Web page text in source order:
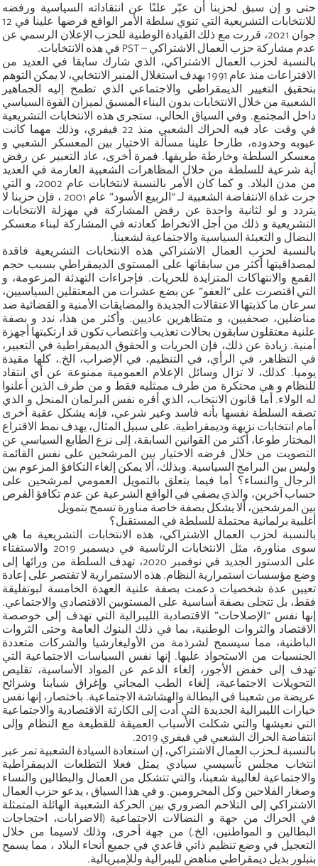
حتى و إن سبق لحزبنا أن عبّر علنًا عن انتقاداته السياسية ورفضه
للانتخابات التشريعية التي تنوي سلطة الأمر الواقع فرضها علينا في 12
جوان 2021، قررت مع ذلك القيادة الوطنية للحزب الإعلان الرسمي عن
عدم مشاركة حزب العمال الاشتراكي – PST في هذه الانتخابات.
بالنسبة لحزب العمال الاشتراكي، الذي شارك سابقا في العديد من
الاقتراعات منذ عام 1991 بهدف استغلال المنبر الانتخابي، لا يمكن التوهم
بتحقيق التغيير الديمقراطي والاجتماعي الذي تطمح إليه الجماهير
الشعبية من خلال الانتخابات بدون البناء المسبق لميزان القوة السياسي
داخل المجتمع. وفي السياق الحالي، ستجرى هذه الانتخابات التشريعية
في وقت عاد فيه الحراك الشعبي منذ 22 فيفري، وذلك مهما كانت
عيوبه وحدوده، طارحا علينا مسألة الاختيار بين المعسكر الشعبي و
معسكر السلطة وخارطة طريقها. فمرة أخرى، عاد التعبير عن رفض
أية شرعية للسلطة من خلال المظاهرات الشعبية العارمة في العديد
من مدن البلاد. و كما كان الأمر بالنسبة لانتخابات عام 2002، و التي
جرت غداة الانتفاضة الشعبية لـ “الربيع الأسود” عام 2001 ، فإن حزبنا لا
يتردد و لو لثانية واحدة عن رفض المشاركة في مهزلة الانتخابات
التشريعية و ذلك من أجل الانخراط كعادته في المشاركة لبناء معسكر
النضال و التعبئة السياسية والاجتماعية لشعبنا.
بالنسبة لحزب العمال الاشتراكي هذه الانتخابات التشريعية فاقدة
لمصداقيتها أكثر من سابقاتها على المستوى الديمقراطي بسبب حجم
القمع والانتهاكات المتزايدة للحريات. فإجراءات التهدئة المزعومة، و
التي اقتصرت على “العفو” عن بضع عشرات من المعتقلين السياسيين،
سرعان ما كذبتها الاعتقالات الجديدة والمضايقات الأمنية و القضائية ضد
مناضلين، صحفيين، و متظاهرين عاديين. وأكثر من هذا، ندد و بصفة
علنية معتقلون سابقون بحالات تعذيب واغتصاب تكون قد ارتكبتها أجهزة
أمنية. زيادة عن ذلك، فإن الحريات و الحقوق الديمقراطية في التعبير،
في التظاهر، في الرأي، في التنظيم، في الإضراب، الخ.، كلها مقيدة
يوميا. كذلك، لا تزال وسائل الإعلام العمومية ممنوعة عن أي انتقاد
للنظام و هي محتكرة من طرف ممثليه فقط و من طرف الذين أعلنوا
له الولاء. أما قانون الانتخاب، الذي أقره نفس البرلمان المنحل و الذي
تصفه السلطة نفسها بأنه فاسد وغير شرعي، فإنه يشكل عقبة أخرى
أمام انتخابات نزيهة وديمقراطية. على سبيل المثال، يهدف نمط الاقتراع
المختار طوعا، أكثر من القوانين السابقة، إلى نزع الطابع السياسي عن
التصويت من خلال فرضه الاختيار بين المرشحين على نفس القائمة
وليس بين البرامج السياسية. وبذلك، ألا يمكن إلغاء التكافؤ المزعوم بين
الرجال والنساء؟ أما فيما يتعلق بالتمويل العمومي لمرشحين على
حساب آخرين، والذي يضفي في الواقع الشرعية عن عدم تكافؤ الفرص
بين المرشحين، ألا يشكل بصفة خاصة مناورة تسمح بتمويل
أغلبية برلمانية محتملة للسلطة في المستقبل؟
بالنسبة لحزب العمال الاشتراكي، هذه الانتخابات التشريعية ما هي
سوى مناورة، مثل الانتخابات الرئاسية في ديسمبر 2019 والاستفتاء
على الدستور الجديد في نوفمبر 2020، تهدف السلطة من ورائها إلى
وضع مؤسسات استمرارية النظام. هذه الاستمرارية لا تقتصر على إعادة
تعيين عدة شخصيات دعمت بصفة علنية العهدة الخامسة لبوتفليقة
فقط، بل تتجلى بصفة أساسية على المستويين الاقتصادي والاجتماعي.
إنها نفس “الإصلاحات” الاقتصادية الليبرالية التي تهدف إلى خوصصة
الاقتصاد والثروات الوطنية، بما في ذلك البنوك العامة وحتى الثروات
الباطنية، مما سيسمح لشرذمة من الأوليغارشيا والشركات متعددة
الجنسيات من الاستحواذ عليها. إنها نفس السياسات الاجتماعية التي
تهدف إلى خفض الأجور، إلغاء الدعم عن المواد الأساسية، تقليص
التحويلات الاجتماعية، إلغاء الطب المجاني وإغراق شبابنا وشرائح
عريضة من شعبنا في البطالة والهشاشة الاجتماعية. باختصار، إنها نفس
خيارات الليبرالية الجديدة التي أدت إلى الكارثة الاقتصادية والاجتماعية
التي نعيشها والتي شكلت الأسباب العميقة للقطيعة مع النظام وإلى
انتفاضة الحراك الشعبي في فيفري 2019.
بالنسبة لـحزب العمال الاشتراكي، إن استعادة السيادة الشعبية تمر عبر
انتخاب مجلس تأسيسي سيادي يمثل فعلا التطلعات الديمقراطية
والاجتماعية لغالبية شعبنا، والتي تتشكل من العمال والبطالين والنساء
وصغار الفلاحين وكل المحرومين. و في هذا السياق ، يدعو حزب العمال
الاشتراكي إلى التلاحم الضروري بين الحركة الشعبية الهائلة المتمثلة
في الحراك من جهة و النضالات الاجتماعية (الاضرابات، احتجاجات
البطالين و المواطنين، الخ.) من جهة أخرى، وذلك لاسيما من خلال
التعجيل في وضع تنظيم ذاتي قاعدي في جميع أنحاء البلاد ، مما يسمح
بتبلور بديل ديمقراطي مناهض لليبرالية وللإمبريالية.